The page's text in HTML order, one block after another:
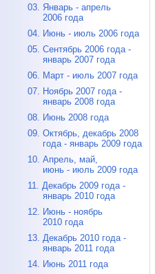
03. Январь - апрель
2006 года
04. Июнь - июль 2006 года
05. Сентябрь 2006 года -
январь 2007 года
06. Март - июль 2007 года
07. Ноябрь 2007 года -
январь 2008 года
08. Июнь 2008 года
09. Октябрь, декабрь 2008
года - январь 2009 года
10. Апрель, май,
июнь - июль 2009 года
11. Декабрь 2009 года -
январь 2010 года
12. Июнь - ноябрь
2010 года
13. Декабрь 2010 года -
январь 2011 года
14. Июнь 2011 года